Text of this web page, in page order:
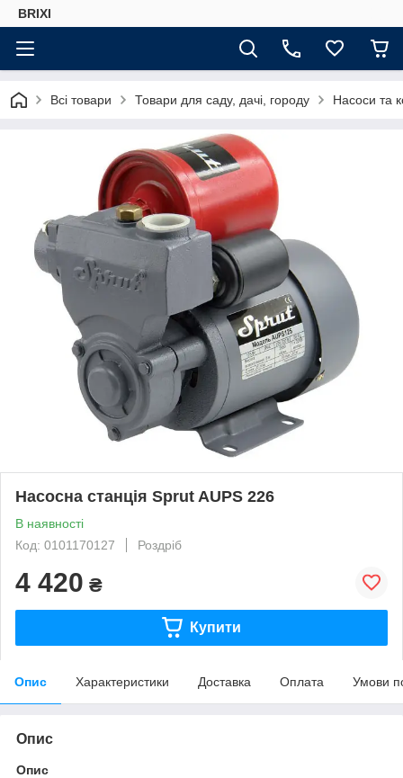
BRIXI
Всі товари Товари для саду, дачі, городу Насоси та
Насосна станція Sprut AUPS 226
В наявності
Код: 0101170127
Роздріб
4 420 ₴
Купити
Опис Характеристики Доставка Оплата Умови
Опис
Опис